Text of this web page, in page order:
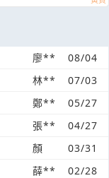
廖**
08/04
林**
07/03
鄭**
05/27
張**
04/27
顏
03/31
薛**
02/28